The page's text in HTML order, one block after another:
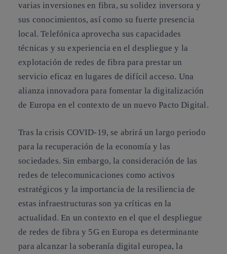
varias inversiones en fibra, su solidez inversora y
sus conocimientos, así como su fuerte presencia
local. Telefónica aprovecha sus capacidades
técnicas y su experiencia en el despliegue y la
explotación de redes de fibra para prestar un
servicio eficaz en lugares de difícil acceso. Una
alianza innovadora para fomentar la digitalización
de Europa en el contexto de un nuevo Pacto Digital.
Tras la crisis COVID-19, se abrirá un largo periodo
para la recuperación de la economía y las
sociedades. Sin embargo, la consideración de las
redes de telecomunicaciones como activos
estratégicos y la importancia de la resiliencia de
estas infraestructuras son ya críticas en la
actualidad. En un contexto en el que el despliegue
de redes de fibra y 5G en Europa es determinante
para alcanzar la soberanía digital europea, la